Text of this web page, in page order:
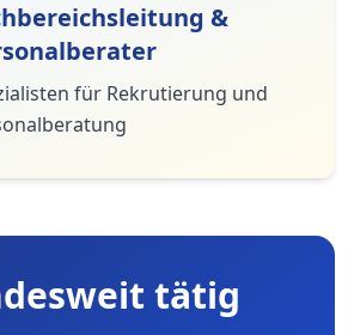
&
für Rekrutierung und
tätig